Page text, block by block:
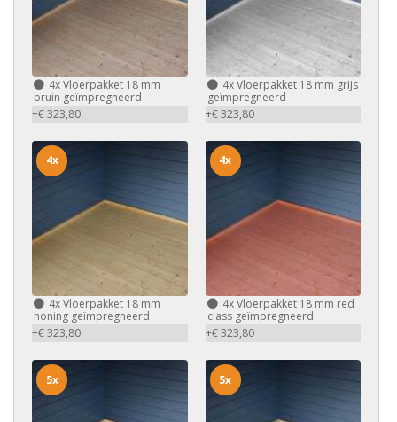
4xVloerpakket 18 mm
bruin geïmpregneerd
+€ 323,80
4xVloerpakket 18 mm grijs
geïmpregneerd
+€ 323,80
4xVloerpakket 18 mm
honing geïmpregneerd
+€ 323,80
4x
4xVloerpakket 18 mm red
class geïmpregneerd
+€ 323,80
4x
5x 5x